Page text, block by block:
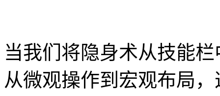
当我们将隐身术从技能
从微观操作到宏观布局